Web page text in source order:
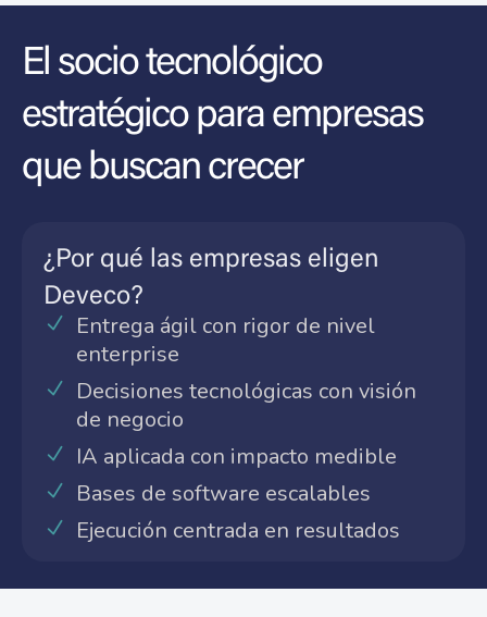
El socio tecnológico
estratégico para empresas
que buscan crecer
¿Por qué las empresas eligen
Deveco?
Entrega ágil con rigor de nivel
enterprise
Decisiones tecnológicas con visión
de negocio
IA aplicada con impacto medible
Bases de software escalables
Ejecución centrada en resultados